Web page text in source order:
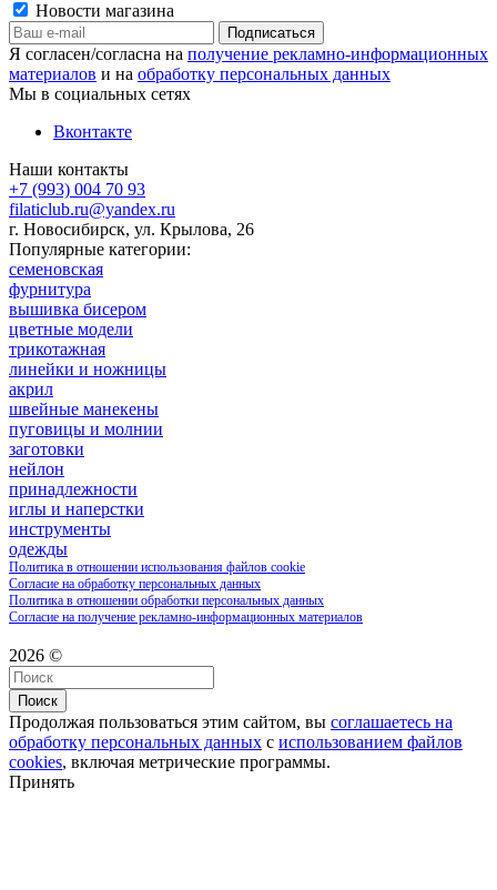
Новости магазина
Я согласен/согласна на получение рекламно-информационных
материалов и на обработку персональных данных
Мы в социальных сетях
Вконтакте
Наши контакты
+7 (993) 004 70 93
filaticlub.ru@yandex.ru
г. Новосибирск, ул. Крылова, 26
Популярные категории:
семеновская
фурнитура
вышивка бисером
цветные модели
трикотажная
линейки и ножницы
акрил
швейные манекены
пуговицы и молнии
заготовки
нейлон
принадлежности
иглы и наперстки
инструменты
одежды
Политика в отношении использования файлов cookie
Согласие на обработку персональных данных
Политика в отношении обработки персональных данных
Согласие на получение рекламно-информационных материалов
2026 ©
Поиск
Продолжая пользоваться этим сайтом, вы соглашаетесь на
обработку персональных данных с использованием файлов
cookies, включая метрические программы.
Принять